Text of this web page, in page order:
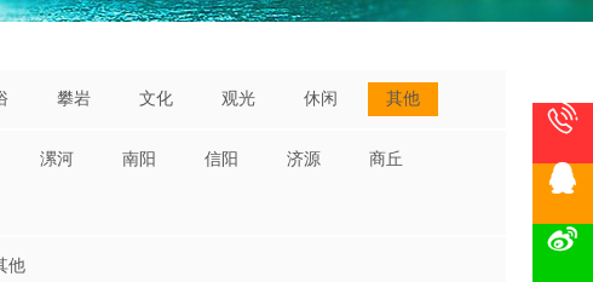
攀岩 文化 观光 休闲 其他
漯河 南阳 信阳 济源 商丘
他


